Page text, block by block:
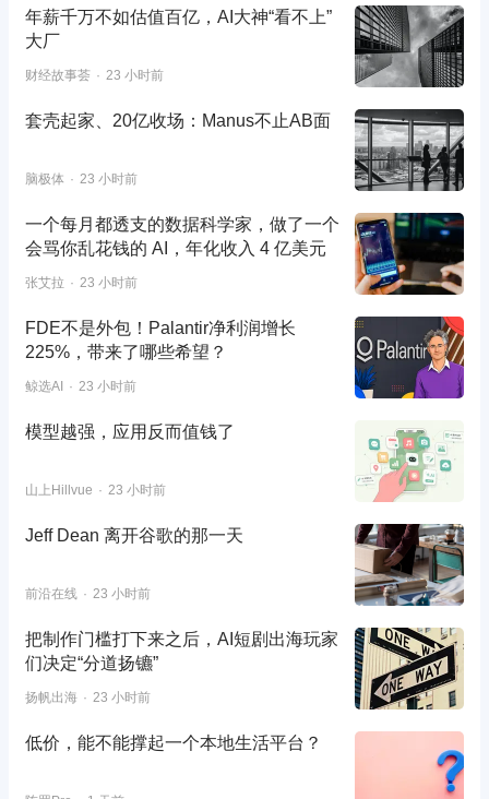
年薪千万不如估值百亿，AI大神“看不上”
大厂
财经故事荟 23 小时前
套壳起家、20亿收场：Manus不止AB面
脑极体 23 小时前
一个每月都透支的数据科学家，做了一个
会骂你乱花钱的 AI，年化收入 4 亿美元
张艾拉 23 小时前
FDE不是外包！Palantir净利润增长
225%，带来了哪些希望？
鲸选AI 23 小时前
模型越强，应用反而值钱了
山上Hillvue 23 小时前
Jeff Dean 离开谷歌的那一天
前沿在线 23 小时前
把制作门槛打下来之后，AI短剧出海玩家
们决定“分道扬镳”
扬帆出海 23 小时前
低价，能不能撑起一个本地生活平台？